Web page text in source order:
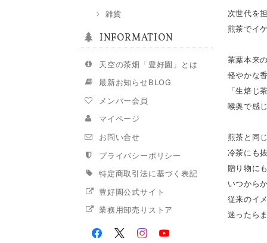
雑貨
INFORMATION
天空の茶畑「豊好園」とは
最新お知らせBLOG
メンバー会員
マイページ
お問い合せ
プライバシーポリシー
特定商取引法に基づく表記
豊好園公式サイト
業務用卸売りストア
次世代を
煎茶でイ
茶葉本来
軽やかな
「生焙じ
喉奥で感
煎茶と同
冷茶にも
贈り物に
いつから
従来のイ
迷ったら